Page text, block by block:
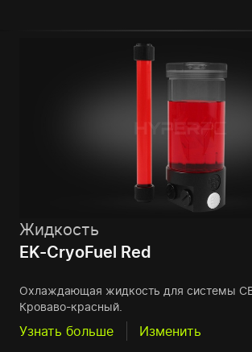
Жидкость
EK-CryoFuel Red
Охлаждающая жидкость для системы
Кроваво-красный.
Узнать больше Изменить